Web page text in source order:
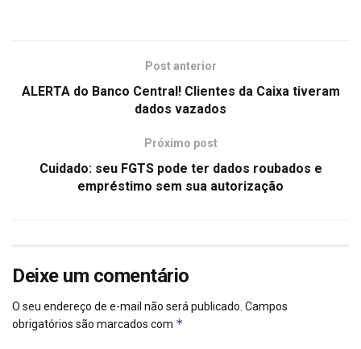
Post anterior
ALERTA do Banco Central! Clientes da Caixa tiveram
dados vazados
Próximo post
Cuidado: seu FGTS pode ter dados roubados e
empréstimo sem sua autorização
Deixe um comentário
O seu endereço de e-mail não será publicado. Campos
obrigatórios são marcados com *